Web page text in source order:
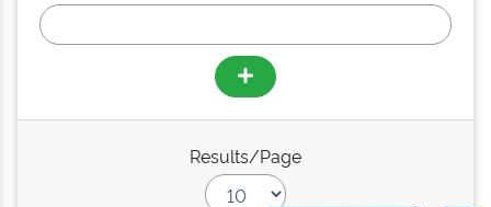
Results/Page